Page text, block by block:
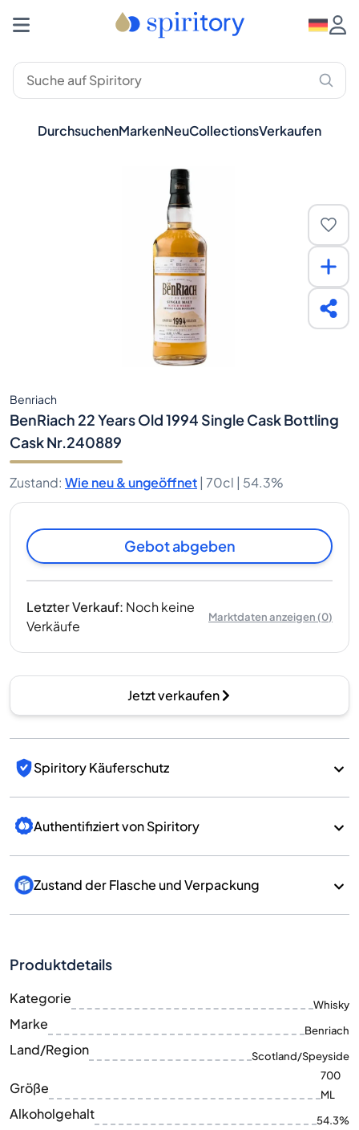
DurchsuchenMarkenNeuCollectionsVerkaufen
Benriach
BenRiach 22 Years Old 1994 Single Cask Bottling
Cask Nr.240889
Zustand: Wie neu & ungeöffnet | 70cl | 54.3%
Gebot abgeben
Letzter Verkauf: Noch keine
Verkäufe
Marktdaten anzeigen(0)
Jetzt verkaufen
Spiritory Käuferschutz
Authentifiziert von Spiritory
Zustand der Flasche und Verpackung
Produktdetails
Kategorie Whisky
Marke Benriach
Land/Region Scotland/Speyside
Größe
700
ML
Alkoholgehalt 54.3%